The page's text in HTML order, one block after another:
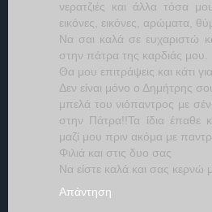
νερατζιές και άλλα τόσα
εικόνες, εικόνες, αρώματα,
Να σαι καλά σε ευχαριστώ
στην πάτρα της καρδιάς μου.
Θα μου επιτράψεις και κάτι
Δεν είναι μόνο ο Δημήτρης
μπελά του νιόπαντρος με
στην Πάτρα!!Τα ίδια έπαθε
μαζί μου πριν ακόμα με
Φιλιά και στις δυο σας
Να είστε καλά και σας κερνώ
Απάντηση